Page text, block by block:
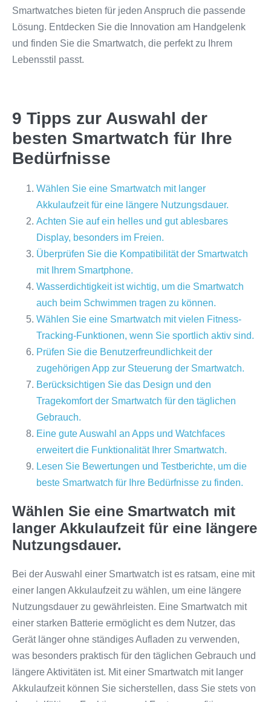
Smartwatches bieten für jeden Anspruch die passende
Lösung. Entdecken Sie die Innovation am Handgelenk
und finden Sie die Smartwatch, die perfekt zu Ihrem
Lebensstil passt.
9 Tipps zur Auswahl der
besten Smartwatch für Ihre
Bedürfnisse
Wählen Sie eine Smartwatch mit langer
Akkulaufzeit für eine längere Nutzungsdauer.
Achten Sie auf ein helles und gut ablesbares
Display, besonders im Freien.
Überprüfen Sie die Kompatibilität der Smartwatch
mit Ihrem Smartphone.
Wasserdichtigkeit ist wichtig, um die Smartwatch
auch beim Schwimmen tragen zu können.
Wählen Sie eine Smartwatch mit vielen Fitness-
Tracking-Funktionen, wenn Sie sportlich aktiv sind.
Prüfen Sie die Benutzerfreundlichkeit der
zugehörigen App zur Steuerung der Smartwatch.
Berücksichtigen Sie das Design und den
Tragekomfort der Smartwatch für den täglichen
Gebrauch.
Eine gute Auswahl an Apps und Watchfaces
erweitert die Funktionalität Ihrer Smartwatch.
Lesen Sie Bewertungen und Testberichte, um die
beste Smartwatch für Ihre Bedürfnisse zu finden.
Wählen Sie eine Smartwatch mit
langer Akkulaufzeit für eine längere
Nutzungsdauer.
Bei der Auswahl einer Smartwatch ist es ratsam, eine mit
einer langen Akkulaufzeit zu wählen, um eine längere
Nutzungsdauer zu gewährleisten. Eine Smartwatch mit
einer starken Batterie ermöglicht es dem Nutzer, das
Gerät länger ohne ständiges Aufladen zu verwenden,
was besonders praktisch für den täglichen Gebrauch und
längere Aktivitäten ist. Mit einer Smartwatch mit langer
Akkulaufzeit können Sie sicherstellen, dass Sie stets von